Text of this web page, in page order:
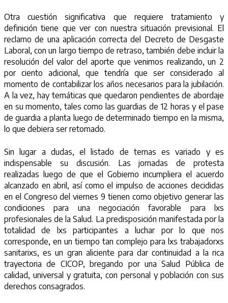
Otra cuestión significativa que requiere tratamiento y
definición tiene que ver con nuestra situación previsional. El
reclamo de una aplicación correcta del Decreto de Desgaste
Laboral, con un largo tiempo de retraso, también debe incluir la
resolución del valor del aporte que venimos realizando, un 2
por ciento adicional, que tendría que ser considerado al
momento de contabilizar los años necesarios para la jubilación.
A la vez, hay temáticas que quedaron pendientes de abordaje
en su momento, tales como las guardias de 12 horas y el pase
de guardia a planta luego de determinado tiempo en la misma,
lo que debiera ser retomado.
Sin lugar a dudas, el listado de temas es variado y es
indispensable su discusión. Las jornadas de protesta
realizadas luego de que el Gobierno incumpliera el acuerdo
alcanzado en abril, así como el impulso de acciones decididas
en el Congreso del viernes 9 tienen como objetivo generar las
condiciones para una negociación favorable para lxs
profesionales de la Salud. La predisposición manifestada por la
totalidad de lxs participantes a luchar por lo que nos
corresponde, en un tiempo tan complejo para lxs trabajadorxs
sanitarixs, es un gran aliciente para dar continuidad a la rica
trayectoria de CICOP, bregando por una Salud Pública de
calidad, universal y gratuita, con personal y población con sus
derechos consagrados.